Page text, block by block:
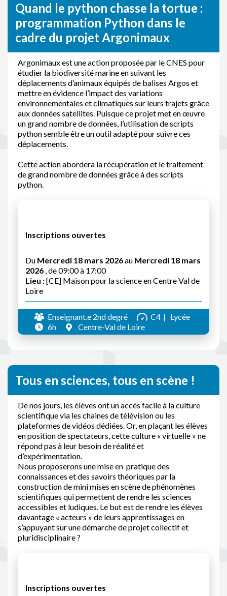
Quand le python chasse la tortue :
programmation Python dans le
cadre du projet Argonimaux
Argonimaux est une action proposée par le CNES pour
étudier la biodiversité marine en suivant les
déplacements d’animaux équipés de balises Argos et
mettre en évidence l’impact des variations
environnementales et climatiques sur leurs trajets grâce
aux données satellites. Puisque ce projet met en œuvre
un grand nombre de données, l’utilisation de scripts
python semble être un outil adapté pour suivre ces
déplacements.
Cette action abordera la récupération et le traitement
de grand nombre de données grâce à des scripts
python.
Inscriptions ouvertes
Du Mercredi 18 mars 2026au Mercredi 18 mars
2026 , de 09:00 à 17:00
Lieu :[CE] Maison pour la science en Centre Val de
Loire
Enseignant.e 2nd degré C4
Lycée
6h
Centre-Val de Loire
Tous en sciences, tous en scène !
De nos jours, les élèves ont un accès facile à la culture
scientifique via les chaines de télévision ou les
plateformes de vidéos dédiées. Or, en plaçant les élèves
en position de spectateurs, cette culture « virtuelle » ne
répond pas à leur besoin de réalité et
d’expérimentation.
Nous proposerons une mise en pratique des
connaissances et des savoirs théoriques par la
construction de mini mises en scène de phénomènes
scientifiques qui permettent de rendre les sciences
accessibles et ludiques. Le but est de rendre les élèves
davantage « acteurs » de leurs apprentissages en
s’appuyant sur une démarche de projet collectif et
pluridisciplinaire ?
Inscriptions ouvertes